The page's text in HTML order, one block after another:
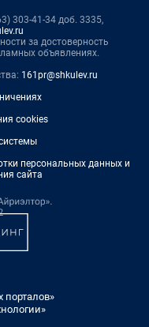
303-41-34 доб. 3335,
за достоверность
объявлениях.
161pr@shkulev.ru
cookies
персональных данных и
сайта
порталов»